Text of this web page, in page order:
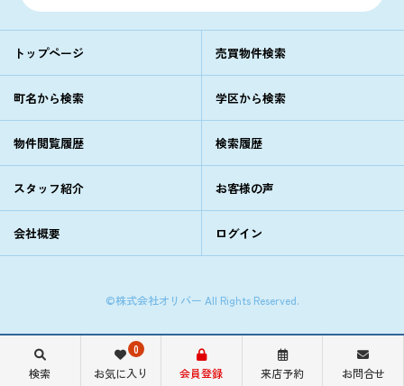
トップページ 売買物件検索
町名から検索 学区から検索
物件閲覧履歴 検索履歴
スタッフ紹介 お客様の声
会社概要 ログイン
©株式会社オリバー All Rights Reserved.
検索 お気に入り
0
会員登録 来店予約 お問合せ